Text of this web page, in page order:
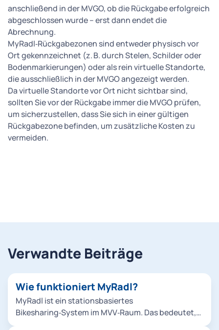
anschließend in der MVGO, ob die Rückgabe erfolgreich
abgeschlossen wurde – erst dann endet die
Abrechnung.
MyRadl‑Rückgabezonen sind entweder physisch vor
Ort gekennzeichnet (z. B. durch Stelen, Schilder oder
Bodenmarkierungen) oder als rein virtuelle Standorte,
die ausschließlich in der MVGO angezeigt werden.
Da virtuelle Standorte vor Ort nicht sichtbar sind,
sollten Sie vor der Rückgabe immer die MVGO prüfen,
um sicherzustellen, dass Sie sich in einer gültigen
Rückgabezone befinden, um zusätzliche Kosten zu
vermeiden.
Verwandte Beiträge
Wie funktioniert MyRadl?
MyRadl ist ein stationsbasiertes
Bikesharing‑System im MVV‑Raum. Das bedeutet,